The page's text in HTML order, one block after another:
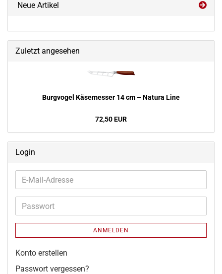
Neue Artikel
Zuletzt angesehen
Burg­vo­gel Kä­se­mes­ser 14 cm – Na­tu­ra Line
72,50 EUR
Login
E-
Mail-
Adresse
Passwort
ANMELDEN
Konto erstellen
Passwort vergessen?